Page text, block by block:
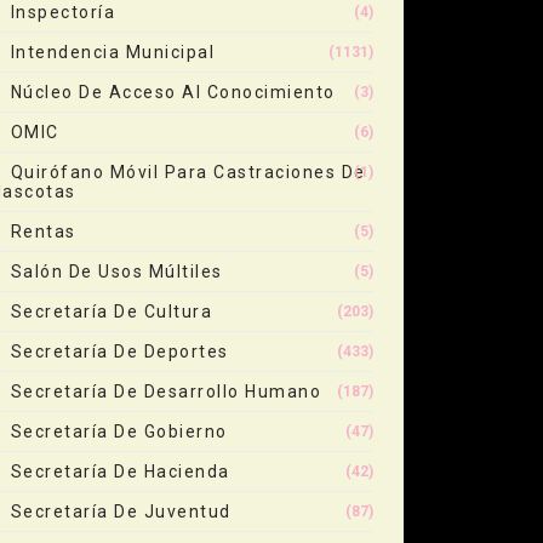
Inspectoría (4)
Intendencia Municipal (1131)
Núcleo De Acceso Al Conocimiento (3)
OMIC (6)
Quirófano Móvil Para Castraciones De(1)
Rentas (5)
Salón De Usos Múltiles (5)
Secretaría De Cultura (203)
Secretaría De Deportes (433)
Secretaría De Desarrollo Humano (187)
Secretaría De Gobierno (47)
Secretaría De Hacienda (42)
Secretaría De Juventud (87)